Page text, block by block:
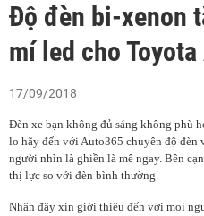
Độ đèn bi-xenon
mí led cho
17/09/2018
Đèn xe bạn không đủ sáng không phù
lo hãy đến với Auto365 chuyên độ đèn
người nhìn là ghiền là mê ngay. Bên
thị lực so với đèn bình thường.
Nhân đây xin giới thiệu đến với mọi